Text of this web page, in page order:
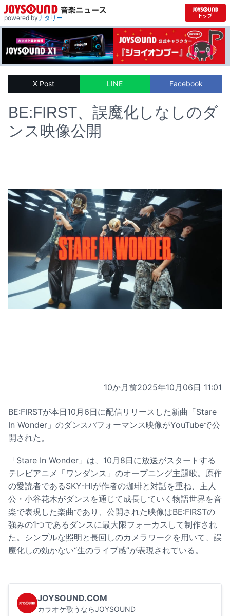
powered byナタリー
X Post LINE Facebook
BE:FIRST、誤魔化しなしのダ
ンス映像公開
10か月前2025年10月06日 11:01
BE:FIRSTが本日10月6日に配信リリースした新曲「Stare
In Wonder」のダンスパフォーマンス映像がYouTubeで公
開された。
「Stare In Wonder」は、10月8日に放送がスタートする
テレビアニメ「ワンダンス」のオープニング主題歌。原作
の愛読者であるSKY-HIが作者の珈琲と対話を重ね、主人
公・小谷花木がダンスを通じて成長していく物語世界を音
楽で表現した楽曲であり、公開された映像はBE:FIRSTの
強みの1つであるダンスに最大限フォーカスして制作され
た。シンプルな照明と長回しのカメラワークを用いて、誤
魔化しの効かない“生のライブ感”が表現されている。
JOYSOUND.COM
カラオケ歌うならJOYSOUND